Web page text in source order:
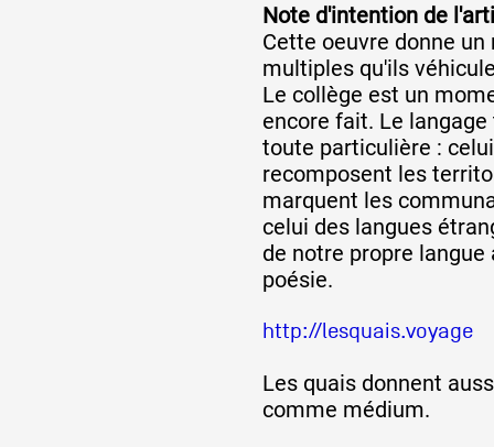
Note d'intention de
Cette oeuvre donne
multiples qu'ils
Le collège est un
encore fait. Le
toute particulière :
recomposent les
marquent les
celui des langues
de notre propre
poésie.
http://lesquais.voyage
Les quais donnent
comme médium.